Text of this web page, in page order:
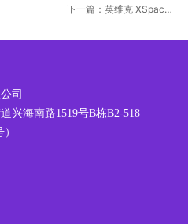
下一篇：英维克 XSpace
司
兴海南路1519号B栋B2-518